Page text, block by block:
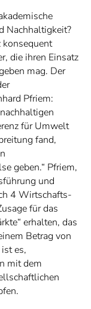
Nachhaltigkeit?
konsequent
die ihren Einsatz
mag. Der
Pfriem:
für Umwelt
fand,
geben.“ Pfriem,
und
4 Wirtschafts-
für das
erhalten, das
Betrag von
es,
mit dem